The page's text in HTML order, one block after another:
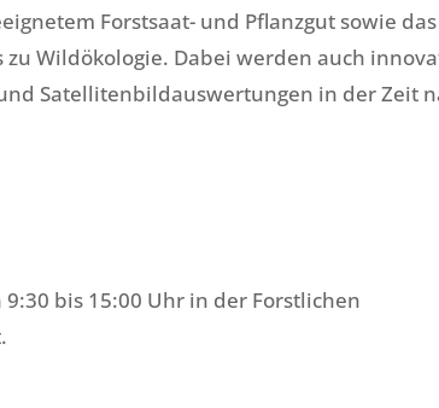
Forstsaat- und Pflanzgut sowie das
Wildökologie. Dabei werden auch
Satellitenbildauswertungen in der Zeit
bis 15:00 Uhr in der Forstlichen